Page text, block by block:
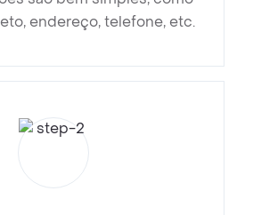
endereço, telefone, etc.